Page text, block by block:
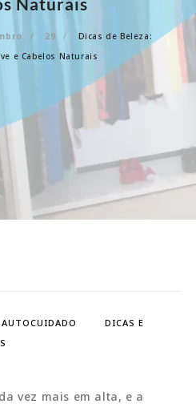
29
Dicas de Beleza:
e Cabelos Naturais
AUTOCUIDADO
DICAS E
vez mais em alta, e a